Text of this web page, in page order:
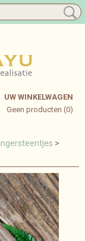
UW WINKELWAGEN
Geen producten (0)
>